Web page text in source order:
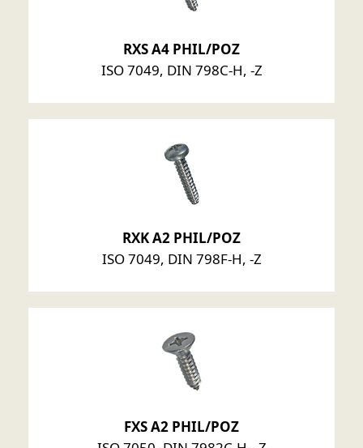
RXS A4 PHIL/POZ
ISO 7049, DIN 798C-H, -Z
RXK A2 PHIL/POZ
ISO 7049, DIN 798F-H, -Z
FXS A2 PHIL/POZ